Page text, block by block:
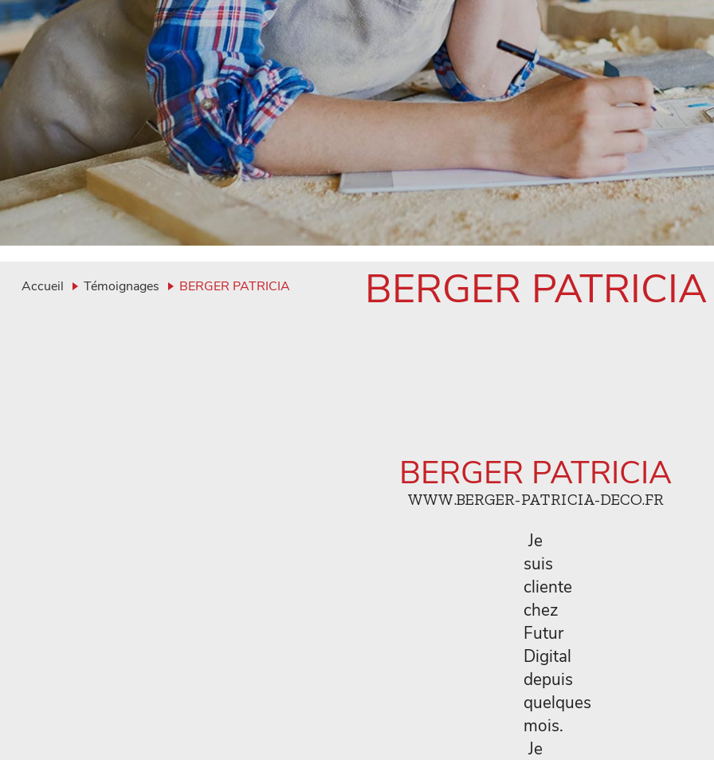
Accueil Témoignages BERGER PATRICIA BERGER PATRICIA
BERGER PATRICIA
WWW.BERGER-PATRICIA-DECO.FR
Je
suis
cliente
chez
Futur
Digital
depuis
quelques
mois.
Je